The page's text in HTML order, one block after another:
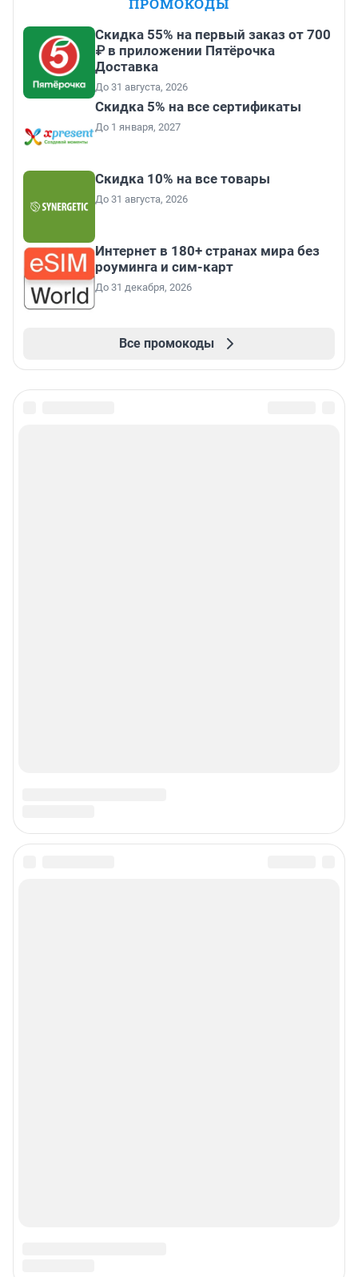
ПРОМОКОДЫ
Скидка 55% на первый заказ от 700
₽ в приложении Пятёрочка
Доставка
До 31 августа, 2026
Скидка 5% на все сертификаты
До 1 января, 2027
Скидка 10% на все товары
До 31 августа, 2026
Интернет в 180+ странах мира без
роуминга и сим-карт
До 31 декабря, 2026
Все промокоды